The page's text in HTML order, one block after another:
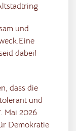
und
dabei!
dass die
und
Mai 2026
Demokratie